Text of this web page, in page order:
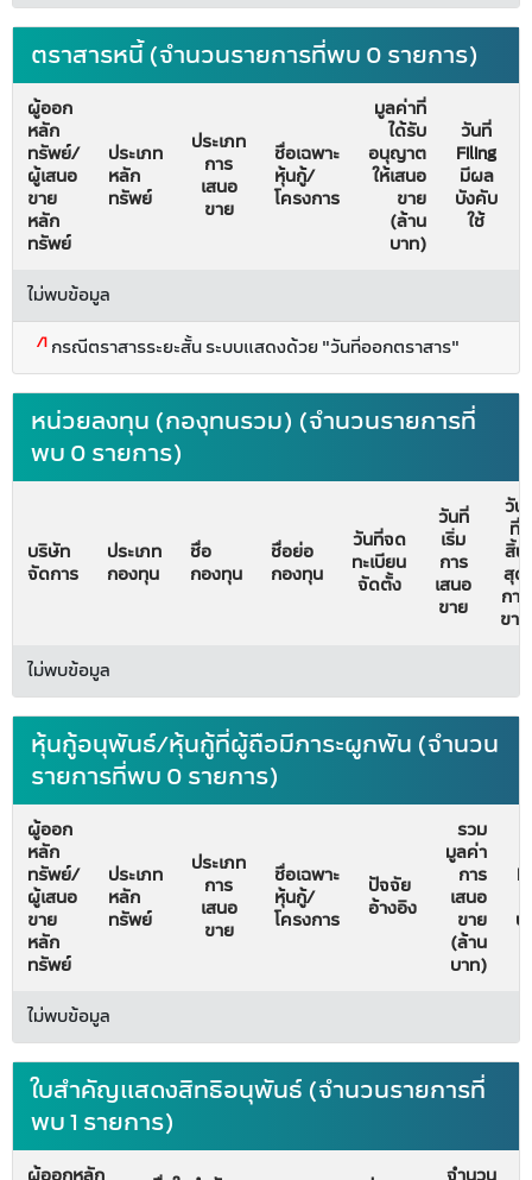
ตราสารหนี้ (จำนวนรายการที่พบ 0 รายการ)
ผู้ออก
หลัก
ทรัพย์/
ผู้เสนอ
ขาย
หลัก
ทรัพย์
ประเภท
หลัก
ทรัพย์
ประเภท
การ
เสนอ
ขาย
ชื่อเฉพาะ
หุ้นกู้/
โครงการ
มูลค่าที่
ได้รับ
อนุญาต
ให้เสนอ
ขาย
(ล้าน
บาท)
วันที่
Filing
มีผล
บังคับ
ใช้
ไม่พบข้อมูล
/1 กรณีตราสารระยะสั้น ระบบแสดงด้วย "วันที่ออกตราสาร"
หน่วยลงทุน (กองุทนรวม) (จำนวนรายการที่
พบ 0 รายการ)
บริษัท
จัดการ
ประเภท
กองทุน
ชื่อ
กองทุน
ชื่อย่อ
กองทุน
วันที่จด
ทะเบียน
จัดตั้ง
วันที่
เริ่ม
การ
เสนอ
ขาย
วัน
ที่
สิ้น
สุด
การ
ขาย
ไม่พบข้อมูล
หุ้นกู้อนุพันธ์/หุ้นกู้ที่ผู้ถือมีภาระผูกพัน (จำนวน
รายการที่พบ 0 รายการ)
ผู้ออก
หลัก
ทรัพย์/
ผู้เสนอ
ขาย
หลัก
ทรัพย์
ประเภท
หลัก
ทรัพย์
ประเภท
การ
เสนอ
ขาย
ชื่อเฉพาะ
หุ้นกู้/
โครงการ
ปัจจัย
อ้างอิง
รวม
มูลค่า
การ
เสนอ
ขาย
(ล้าน
บาท)
บั
ไม่พบข้อมูล
ใบสำคัญแสดงสิทธิอนุพันธ์ (จำนวนรายการที่
พบ 1 รายการ)